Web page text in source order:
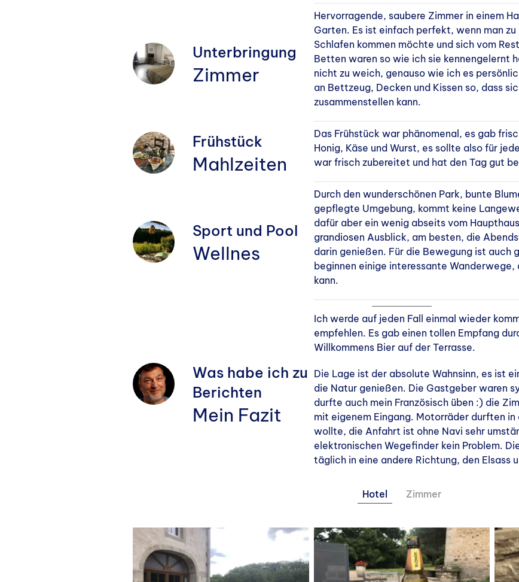
Unterbringung
Zimmer
Hervorragende, saubere Zimmer in einem
Garten. Es ist einfach perfekt, wenn man zu
Schlafen kommen möchte und sich vom
Betten waren so wie ich sie kennengelernt
nicht zu weich, genauso wie ich es
an Bettzeug, Decken und Kissen so, dass
zusammenstellen kann.
Frühstück
Mahlzeiten
Das Frühstück war phänomenal, es gab
Honig, Käse und Wurst, es sollte also für
war frisch zubereitet und hat den Tag gut
Sport und Pool
Wellnes
Durch den wunderschönen Park, bunte
gepflegte Umgebung, kommt keine
dafür aber ein wenig abseits vom
grandiosen Ausblick, am besten, die
darin genießen. Für die Bewegung ist auch
beginnen einige interessante Wanderwege,
kann.
Was habe ich zu
Berichten
Mein Fazit
Ich werde auf jeden Fall einmal wieder
empfehlen. Es gab einen tollen Empfang
Willkommens Bier auf der Terrasse.
Die Lage ist der absolute Wahnsinn, es ist
die Natur genießen. Die Gastgeber waren
durfte auch mein Französisch üben :) die
mit eigenem Eingang. Motorräder durften in
wollte, die Anfahrt ist ohne Navi sehr
elektronischen Wegefinder kein Problem.
täglich in eine andere Richtung, den Elsass
Hotel Zimmer